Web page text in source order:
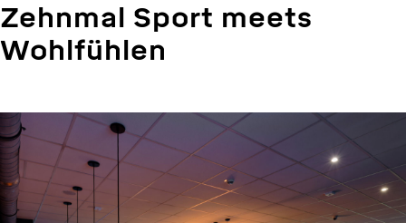
Zehnmal Sport meets
Wohlfühlen